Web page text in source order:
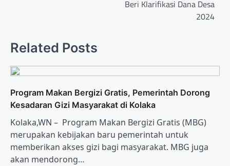
Beri Klarifikasi Dana Desa
2024
Related Posts
Program Makan Bergizi Gratis, Pemerintah Dorong
Kesadaran Gizi Masyarakat di Kolaka
Kolaka,WN – Program Makan Bergizi Gratis (MBG)
merupakan kebijakan baru pemerintah untuk
memberikan akses gizi bagi masyarakat. MBG juga
akan mendorong…